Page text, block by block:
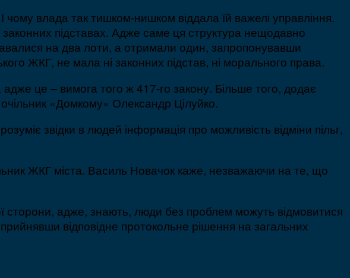
чому влада так тишком-нишком віддала їй важелі управління.
підставах. Адже саме ця структура нещодавно
на два лоти, а отримали один, запропонувавши
ЖКГ, не мала ні законних підстав, ні морального права.
це – вимога того ж 417-го закону. Більше того, додає
«Домкому» Олександр Цілуйко.
звідки в людей інформація про можливість відміни пільг,
ЖКГ міста. Василь Новачок каже, незважаючи на те, що
сторони, адже, знають, люди без проблем можуть відмовитися
прийнявши відповідне протокольне рішення на загальних